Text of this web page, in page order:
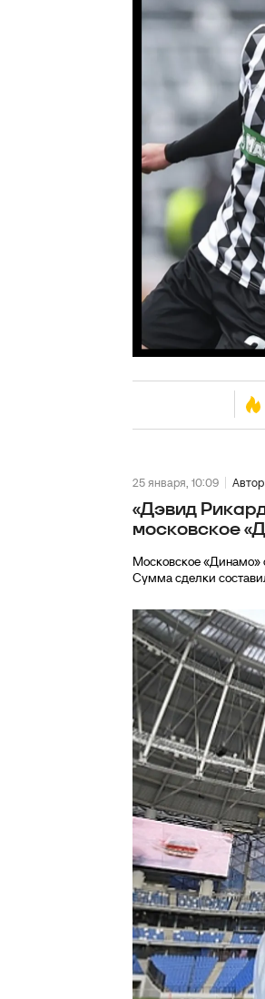
25 января, 10:09 Автор
«Дэвид
московское
Московское «Динамо»
Сумма сделки